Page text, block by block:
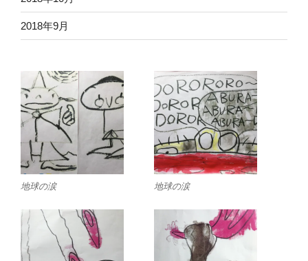
2018年9月
地球の涙 地球の涙